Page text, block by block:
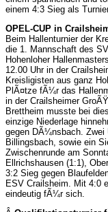
einem 4:3 Sieg als
OPEL-CUP in
Beim Hallenturnier der
die 1. Mannschaft des
Hohenloher
12.00 Uhr in der
Kreisligisten aus ganz
PlÃ¤tze fÃ¼r das
in der Crailsheimer
Brettheim musste bei
einzige Niederlage
gegen DÃ¼nsbach. Zwei
Billingsbach, sowie ein
Zwischenrunde am
Ellrichshausen (1:1),
3:2 Sieg gegen
ESV Crailsheim. Mit 4:0
eindeutig fÃ¼r sich.